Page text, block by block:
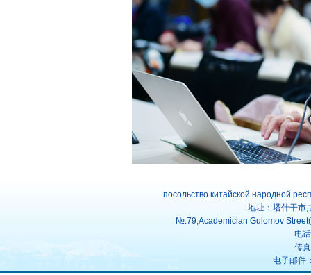
посольство китайской народной
地址：塔什干市
№.79,Academician Gulomov
电
传
电子邮件